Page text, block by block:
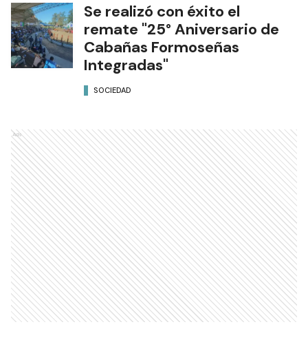
Se realizó con éxito el
remate "25° Aniversario de
Cabañas Formoseñas
Integradas"
SOCIEDAD
Ads